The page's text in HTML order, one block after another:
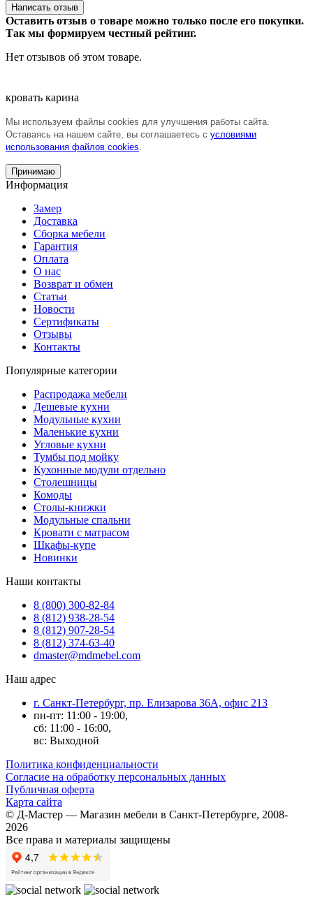
Написать отзыв
Оставить отзыв о товаре можно только после его покупки.
Так мы формируем честный рейтинг.
Нет отзывов об этом товаре.
кровать карина
Мы используем файлы cookies для улучшения работы сайта.
Оставаясь на нашем сайте, вы соглашаетесь с условиями
использования файлов cookies.
Принимаю
Информация
Замер
Доставка
Сборка мебели
Гарантия
Оплата
О нас
Возврат и обмен
Статьи
Новости
Сертификаты
Отзывы
Контакты
Популярные категории
Распродажа мебели
Дешевые кухни
Модульные кухни
Маленькие кухни
Угловые кухни
Тумбы под мойку
Кухонные модули отдельно
Столешницы
Комоды
Столы-книжки
Модульные спальни
Кровати с матрасом
Шкафы-купе
Новинки
Наши контакты
8 (800) 300-82-84
8 (812) 938-28-54
8 (812) 907-28-54
8 (812) 374-63-40
dmaster@mdmebel.com
Наш адрес
г. Санкт-Петербург, пр. Елизарова 36А, офис 213
пн-пт: 11:00 - 19:00,
сб: 11:00 - 16:00,
вс: Выходной
Политика конфиденциальности
Согласие на обработку персональных данных
Публичная оферта
Карта сайта
© Д-Мастер — Магазин мебели в Санкт-Петербурге, 2008-
2026
Все права и материалы защищены